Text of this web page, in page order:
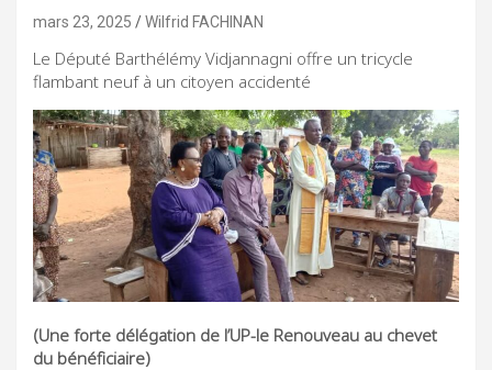
mars 23, 2025 Wilfrid FACHINAN
Le Député Barthélémy Vidjannagni offre un tricycle
flambant neuf à un citoyen accidenté
(Une forte délégation de l’UP-le Renouveau au chevet
du bénéficiaire)